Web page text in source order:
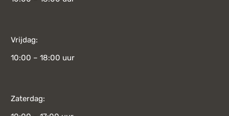
Vrijdag:
10:00 – 18:00 uur
Zaterdag: